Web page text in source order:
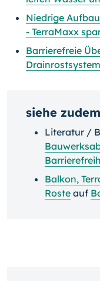
Niedrige
- TerraMaxx
Barrierefreie
siehe
Literatur /
Balkon,
Roste auf